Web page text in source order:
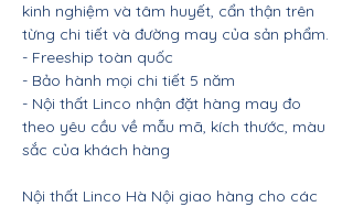
kinh nghiệm và tâm huyết, cẩn thận trên
từng chi tiết và đường may của sản phẩm.
- Freeship toàn quốc
- Bảo hành mọi chi tiết 5 năm
- Nội thất Linco nhận đặt hàng may đo
theo yêu cầu về mẫu mã, kích thước, màu
sắc của khách hàng
Nội thất Linco Hà Nội giao hàng cho các